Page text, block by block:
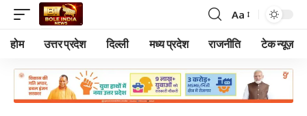
Font
Resizer
Aa
होम उत्तर प्रदेश दिल्ली मध्य प्रदेश राजनीति टेक न्यूज़